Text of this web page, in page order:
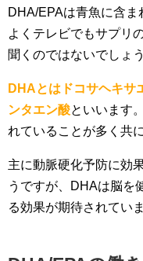
DHA/EPAは青魚に含ま
よくテレビでもサプリ
聞くのではないでしょ
DHAとはドコサヘキサ
ンタエン酸といいます
れていることが多く共
主に動脈硬化予防に効
うですが、DHAは脳を
る効果が期待されていま